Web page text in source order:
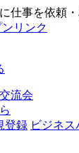
仕事を依頼
登録 ビジネ